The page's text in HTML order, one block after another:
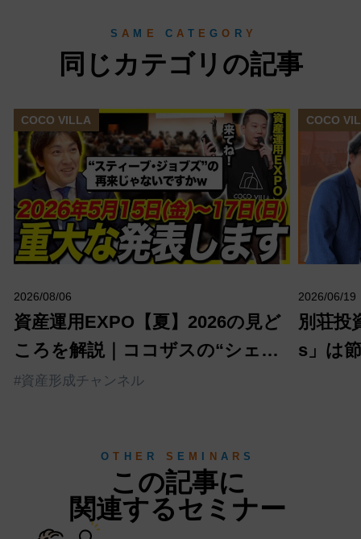
S A M E C A T EGO R Y
同じカテゴリの記事
2026/08/06
資産運用EXPO【夏】2026の見ど
ころを解説｜ココザスの“シェア
別荘投資”セミナーに注目！
#資産形成チャンネル
COCO VILLA
2026/06/19
別荘投
s」は
COCO
OT H E R S E M N A RS
この記事に
関連するセミナー